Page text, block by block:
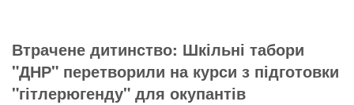
Втрачене дитинство: Шкільні табори
"ДНР" перетворили на курси з підготовки
"гітлерюгенду" для окупантів